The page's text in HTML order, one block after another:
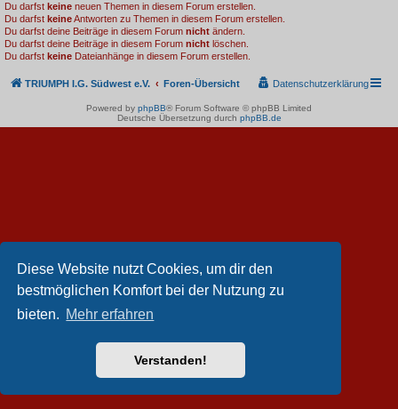
Diese Website nutzt Cookies, um dir den
bestmöglichen Komfort bei der Nutzung zu
bieten. Mehr erfahren
Verstanden!
Du darfst keine neuen Themen in diesem Forum erstellen.
Du darfst keineAntworten zu Themen in diesem Forum erstellen.
Du darfst deine Beiträge in diesem Forum nicht ändern.
Du darfst deine Beiträge in diesem Forum nicht löschen.
Du darfst keine Dateianhänge in diesem Forum erstellen.
TRIUMPH I.G. Südwest e.V. Foren-Übersicht Datenschutzerklärung
Powered by phpBB® Forum Software © phpBB Limited
Deutsche Übersetzung durch phpBB.de